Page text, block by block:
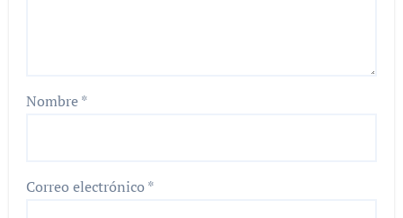
Nombre*
Correo electrónico *